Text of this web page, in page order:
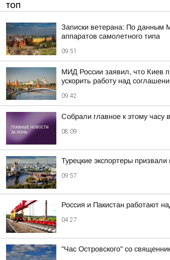
ТОП
Записки ветерана: По данным
аппаратов самолетного типа
09:51
МИД России заявил, что Киев
ускорить работу над
09:42
Собрали главное к этому часу
08:09
Турецкие экспортеры
09:57
Россия и Пакистан работают
04:27
"Час Островского" со